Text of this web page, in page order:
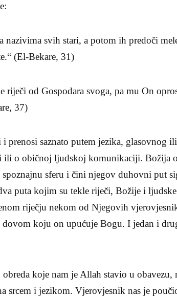
nazivima svih stari, a potom ih predoči
(El-Bekare, 31)
riječi od Gospodara svoga, pa mu On
37)
prenosi saznato putem jezika, glasovnog
ili o običnoj ljudskoj komunikaciji. Božija
sferu i čini njegov duhovni put
puta kojim su tekle riječi, Božije i
riječju nekom od Njegovih
koju on upućuje Bogu. I jedan i
koje nam je Allah stavio u
srcem i jezikom. Vjerovjesnik nas je